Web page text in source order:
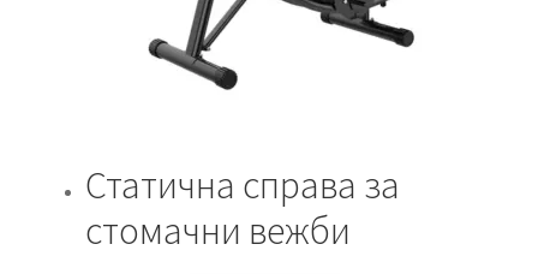
Статична справа за
стомачни вежби